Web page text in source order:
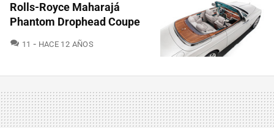
Rolls-Royce Maharajá
Phantom Drophead Coupe
11 COMENTARIOS
HACE 12 AÑOS